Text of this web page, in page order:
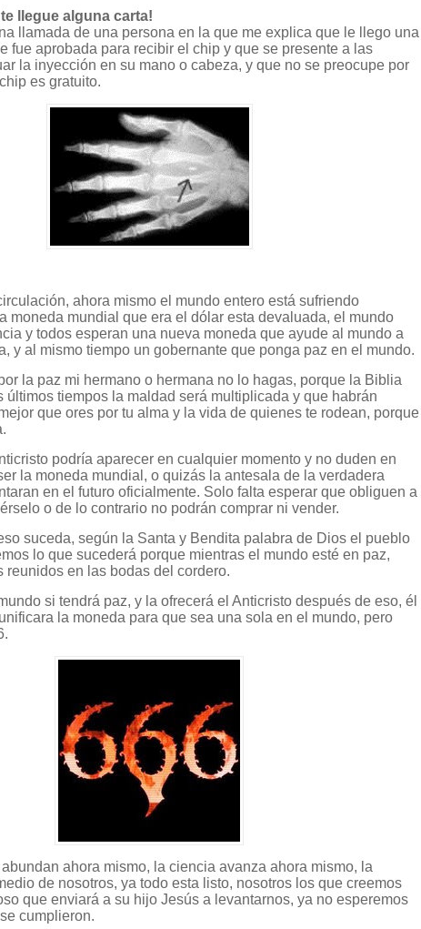
llegue alguna carta!
llamada de una persona en la que me explica que le llego una
fue aprobada para recibir el chip y que se presente a las
la inyección en su mano o cabeza, y que no se preocupe por
es gratuito.
ahora mismo el mundo entero está sufriendo
moneda mundial que era el dólar esta devaluada, el mundo
y todos esperan una nueva moneda que ayude al mundo a
y al mismo tiempo un gobernante que ponga paz en el mundo.
la paz mi hermano o hermana no lo hagas, porque la Biblia
últimos tiempos la maldad será multiplicada y que habrán
que ores por tu alma y la vida de quienes te rodean, porque
podría aparecer en cualquier momento y no duden en
la moneda mundial, o quizás la antesala de la verdadera
en el futuro oficialmente. Solo falta esperar que obliguen a
o de lo contrario no podrán comprar ni vender.
suceda, según la Santa y Bendita palabra de Dios el pueblo
lo que sucederá porque mientras el mundo esté en paz,
reunidos en las bodas del cordero.
si tendrá paz, y la ofrecerá el Anticristo después de eso, él
la moneda para que sea una sola en el mundo, pero
ahora mismo, la ciencia avanza ahora mismo, la
de nosotros, ya todo esta listo, nosotros los que creemos
que enviará a su hijo Jesús a levantarnos, ya no esperemos
cumplieron.